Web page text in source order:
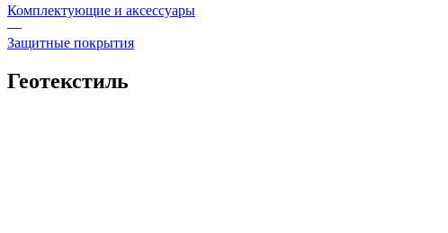
Комплектующие и аксессуары
—
Защитные покрытия
Геотекстиль